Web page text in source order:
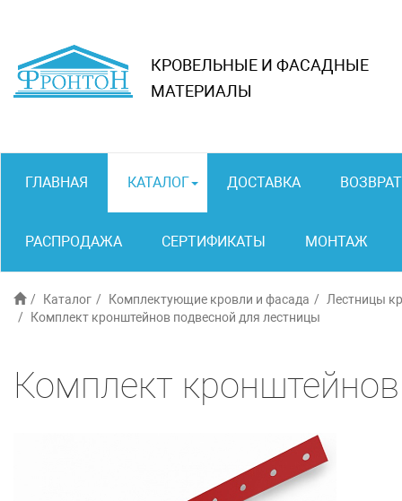
КРОВЕЛЬНЫЕ И ФАСАДНЫЕ
МАТЕРИАЛЫ
ГЛАВНАЯ КАТАЛОГ ДОСТАВКА ВОЗВРАТ
РАСПРОДАЖА СЕРТИФИКАТЫ МОНТАЖ
Каталог Комплектующие кровли и фасада
Лестницы
Комплект кронштейнов подвесной для лестницы
Комплект